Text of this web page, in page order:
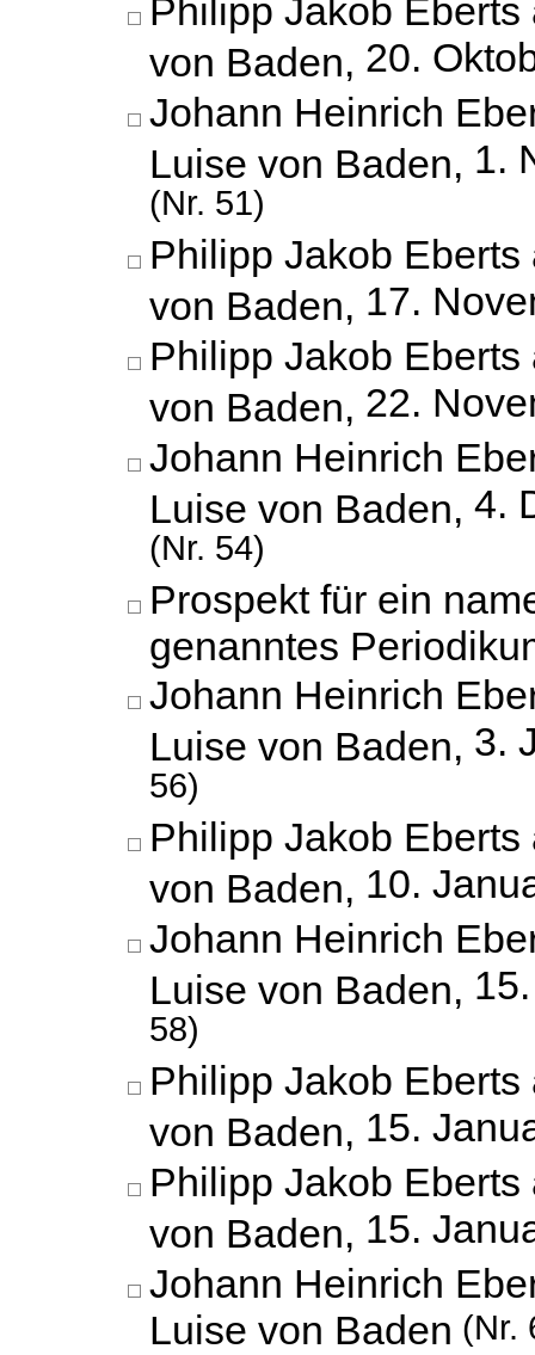
Philipp Jakob
von Baden, 20.
Johann Heinrich
Luise von Baden, 1.
(Nr. 51)
Philipp Jakob
von Baden, 17.
Philipp Jakob
von Baden, 22.
Johann Heinrich
Luise von Baden, 4.
(Nr. 54)
Prospekt für ein
genanntes
Johann Heinrich
Luise von Baden, 3.
56)
Philipp Jakob
von Baden, 10.
Johann Heinrich
Luise von Baden,
58)
Philipp Jakob
von Baden, 15.
Philipp Jakob
von Baden, 15.
Johann Heinrich
Luise von Baden (Nr.